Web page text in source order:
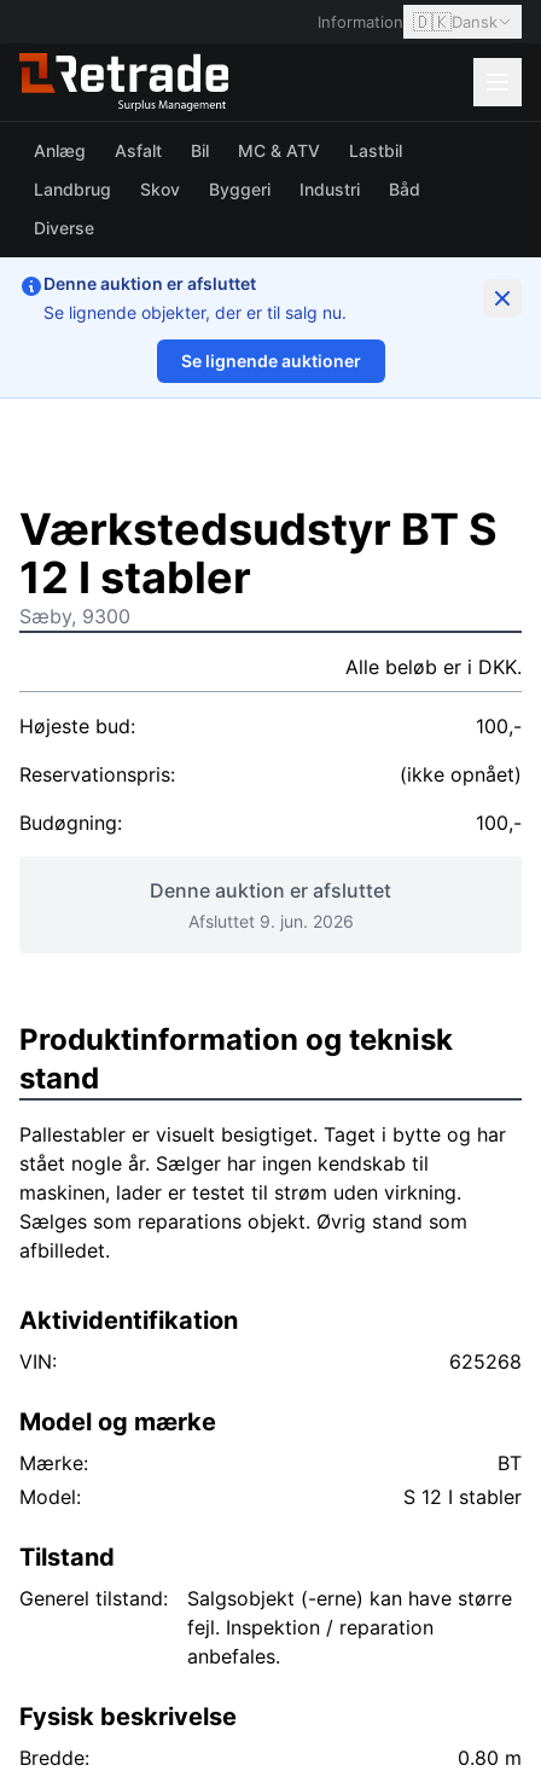
Information 🇩🇰Dansk
Anlæg Asfalt Bil MC & ATV
Lastbil
Landbrug
Skov Byggeri Industri
Båd
Diverse
Denne auktion er afsluttet
Se lignende objekter, der er til salg nu.
Se lignende auktioner
1/16
Værkstedsudstyr BT S
12 I stabler
Sæby, 9300
Alle beløb er i DKK.
Højeste bud:
100,-
Reservationspris:
(ikke opnået)
Budøgning:
100,-
Denne auktion er afsluttet
Afsluttet 9. jun. 2026
Produktinformation og teknisk
stand
Pallestabler er visuelt besigtiget. Taget i bytte og har
stået nogle år. Sælger har ingen kendskab til
maskinen, lader er testet til strøm uden virkning.
Sælges som reparations objekt. Øvrig stand som
afbilledet.
Aktividentifikation
VIN: 625268
Model og mærke
Mærke:
BT
Model:
S 12 I stabler
Tilstand
Generel tilstand:
Salgsobjekt (-erne) kan have større
fejl. Inspektion / reparation
anbefales.
Fysisk beskrivelse
Bredde:
0.80 m